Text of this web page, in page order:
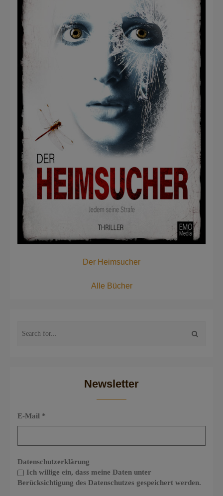
Der Heimsucher
Alle Bücher
Newsletter
E-Mail *
Datenschutzerklärung
Ich willige ein, dass meine Daten unter
Berücksichtigung des Datenschutzes gespeichert werden.